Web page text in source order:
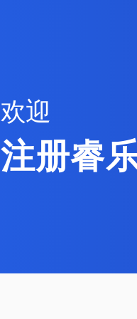
欢迎
注册睿